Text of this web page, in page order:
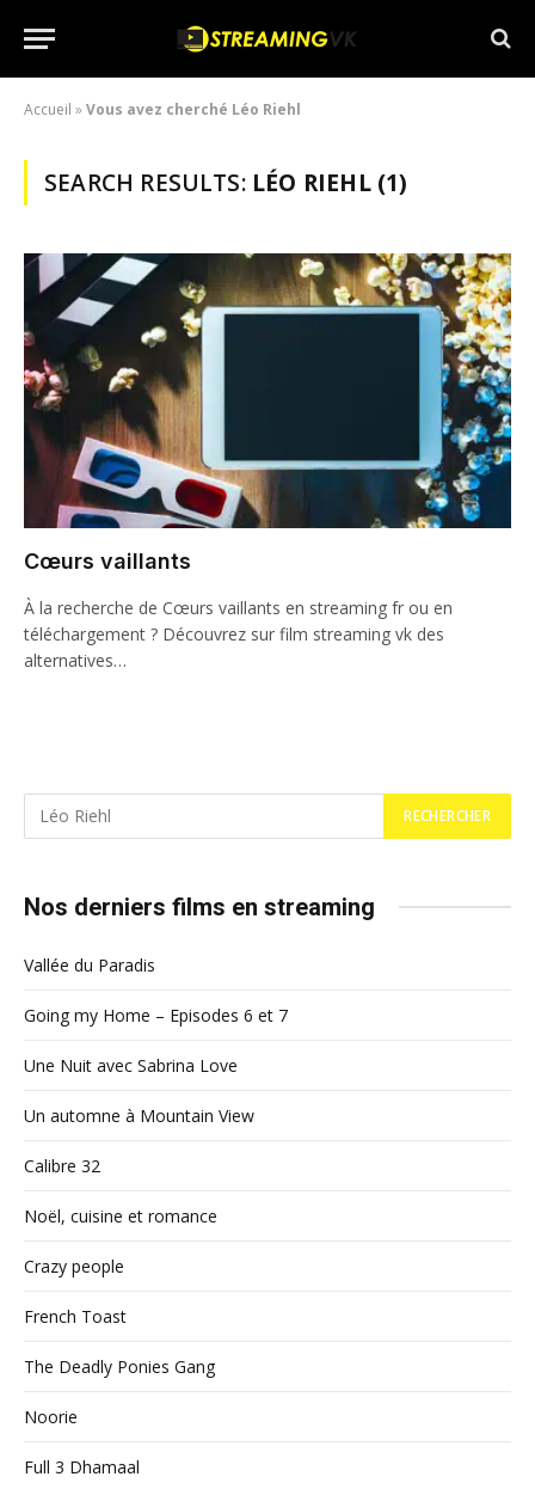
Accueil »Vous avez cherché Léo Riehl
SEARCH RESULTS: LÉO RIEHL (1)
Cœurs vaillants
À la recherche de Cœurs vaillants en streaming fr ou en
téléchargement ? Découvrez sur film streaming vk des
alternatives…
Nos derniers films en streaming
Vallée du Paradis
Going my Home – Episodes 6 et 7
Une Nuit avec Sabrina Love
Un automne à Mountain View
Calibre 32
Noël, cuisine et romance
Crazy people
French Toast
The Deadly Ponies Gang
Noorie
Full 3 Dhamaal